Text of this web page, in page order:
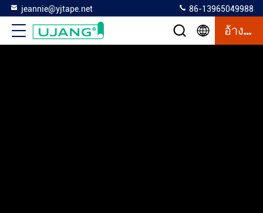
jeannie@yjtape.net 86-13965049988
อ้างอิง